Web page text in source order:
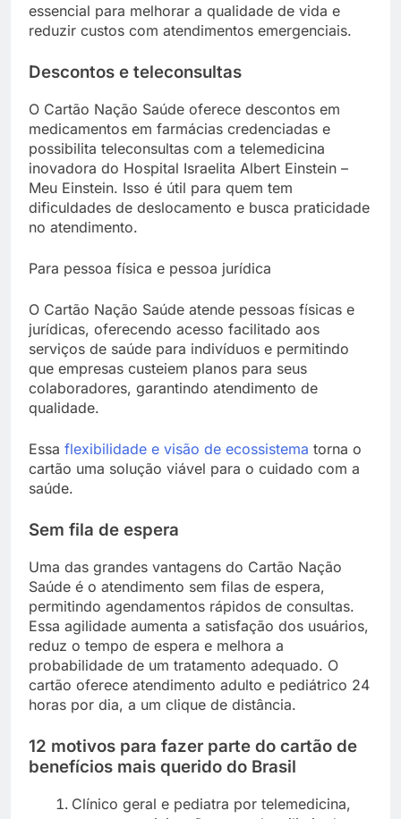
essencial para melhorar a qualidade de vida e
reduzir custos com atendimentos emergenciais.
Descontos e teleconsultas
O Cartão Nação Saúde oferece descontos em
medicamentos em farmácias credenciadas e
possibilita teleconsultas com a telemedicina
inovadora do Hospital Israelita Albert Einstein –
Meu Einstein. Isso é útil para quem tem
dificuldades de deslocamento e busca praticidade
no atendimento.
Para pessoa física e pessoa jurídica
O Cartão Nação Saúde atende pessoas físicas e
jurídicas, oferecendo acesso facilitado aos
serviços de saúde para indivíduos e permitindo
que empresas custeiem planos para seus
colaboradores, garantindo atendimento de
qualidade.
Essa flexibilidade e visão de ecossistema torna o
cartão uma solução viável para o cuidado com a
saúde.
Sem fila de espera
Uma das grandes vantagens do Cartão Nação
Saúde é o atendimento sem filas de espera,
permitindo agendamentos rápidos de consultas.
Essa agilidade aumenta a satisfação dos usuários,
reduz o tempo de espera e melhora a
probabilidade de um tratamento adequado. O
cartão oferece atendimento adulto e pediátrico 24
horas por dia, a um clique de distância.
12 motivos para fazer parte do cartão de
benefícios mais querido do Brasil
Clínico geral e pediatra por telemedicina,